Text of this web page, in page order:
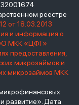
реестре
от 18.03.2013
и информация о
МКК «ЦФГ»
предоставления,
микрозаймов и
микрозаймов МКК
развитие». Дата